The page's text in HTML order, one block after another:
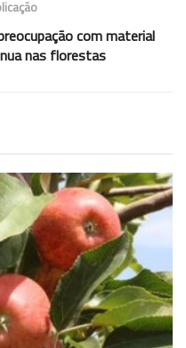
com material
nas florestas